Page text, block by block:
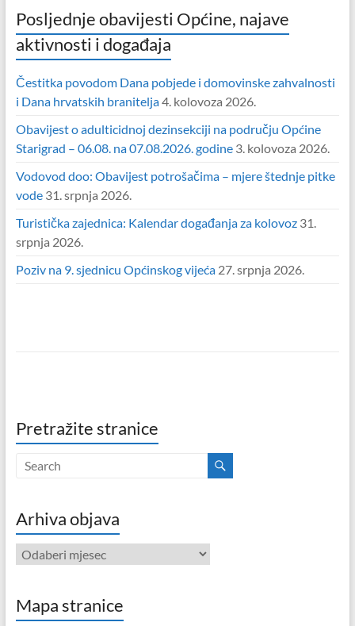
Posljednje obavijesti Općine, najave
aktivnosti i događaja
Čestitka povodom Dana pobjede i domovinske zahvalnosti
i Dana hrvatskih branitelja4. kolovoza 2026.
Obavijest o adulticidnoj dezinsekciji na području Općine
Starigrad – 06.08. na 07.08.2026. godine 3. kolovoza 2026.
Vodovod doo: Obavijest potrošačima – mjere štednje pitke
vode 31. srpnja 2026.
Turistička zajednica: Kalendar događanja za kolovoz 31.
srpnja 2026.
Poziv na 9. sjednicu Općinskog vijeća 27. srpnja 2026.
Pretražite stranice
Arhiva objava
Arhiva
objava
Mapa stranice